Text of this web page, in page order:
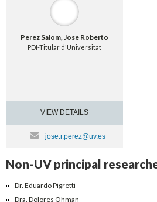
Perez Salom, Jose Roberto
PDI-Titular d'Universitat
VIEW DETAILS
jose.r.perez@uv.es
Non-UV principal
Dr. Eduardo Pigretti
Dra. Dolores Ohman